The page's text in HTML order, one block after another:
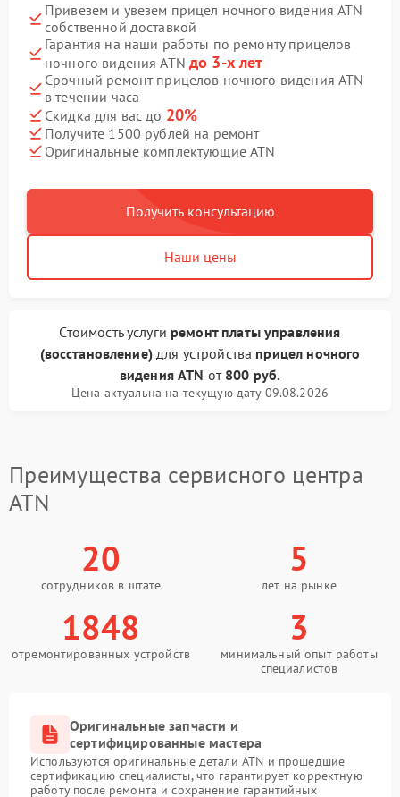
Привезем и увезем прицел ночного видения ATN
собственной доставкой
Гарантия на наши работы по ремонту прицелов
ночного видения ATN до 3-х лет
Срочный ремонт прицелов ночного видения ATN
в течении часа
Скидка для вас до 20%
Получите 1500 рублей на ремонт
Оригинальные комплектующие ATN
Получить консультацию
Наши цены
Стоимость услуги ремонт платы управления
(восстановление)для устройства прицел ночного
видения ATN от 800 руб.
Цена актуальна на текущую дату 09.08.2026
Преимущества сервисного центра
ATN
20
сотрудников в штате
5
лет на рынке
1848
отремонтированных устройств
3
минимальный опыт работы
специалистов
Оригинальные запчасти и
сертифицированные мастера
Используются оригинальные детали ATN и прошедшие
сертификацию специалисты, что гарантирует корректную
работу после ремонта и сохранение гарантийных